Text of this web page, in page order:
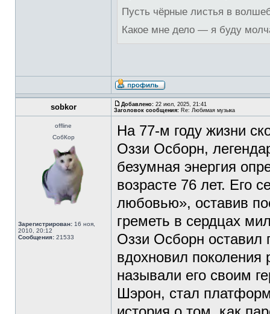
Пусть чёрные листья в
Какое мне дело — я буду
sobkor Добавлено: 22 июл, 2025, 21:41
Заголовок сообщения: Re: Любимая музыка
offline
СобКор
Зарегистрирован: 16 ноя,
2010, 20:12
Сообщения: 21533
На 77-м году жизни
Оззи Осборн,
безумная энергия
возрасте 76 лет. Его
любовью», оставив
греметь в сердцах
Оззи Осборн
вдохновил поколения
называли его своим
Шэрон, стал